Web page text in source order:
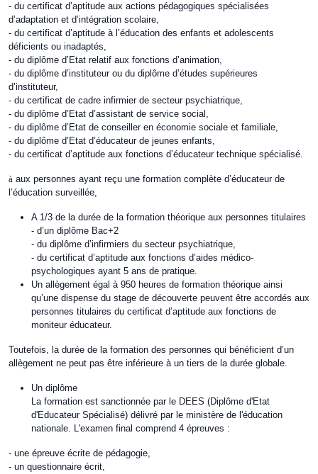
- du certificat d’aptitude aux actions pédagogiques spécialisées
d’adaptation et d’intégration scolaire,
- du certificat d’aptitude à l’éducation des enfants et adolescents
déficients ou inadaptés,
- du diplôme d’Etat relatif aux fonctions d’animation,
- du diplôme d’instituteur ou du diplôme d’études supérieures
d’instituteur,
- du certificat de cadre infirmier de secteur psychiatrique,
- du diplôme d’Etat d’assistant de service social,
- du diplôme d’Etat de conseiller en économie sociale et familiale,
- du diplôme d’Etat d’éducateur de jeunes enfants,
- du certificat d’aptitude aux fonctions d’éducateur technique spécialisé.
à aux personnes ayant reçu une formation complète d’éducateur de
l’éducation surveillée,
A 1/3 de la durée de la formation théorique aux personnes titulaires
- d’un diplôme Bac+2
- du diplôme d’infirmiers du secteur psychiatrique,
- du certificat d’aptitude aux fonctions d’aides médico-
psychologiques ayant 5 ans de pratique.
Un allègement égal à 950 heures de formation théorique ainsi
qu’une dispense du stage de découverte peuvent être accordés aux
personnes titulaires du certificat d’aptitude aux fonctions de
moniteur éducateur.
Toutefois, la durée de la formation des personnes qui bénéficient d’un
allègement ne peut pas être inférieure à un tiers de la durée globale.
Un diplôme
La formation est sanctionnée par le DEES (Diplôme d'Etat
d'Educateur Spécialisé) délivré par le ministère de l'éducation
nationale. L'examen final comprend 4 épreuves :
- une épreuve écrite de pédagogie,
- un questionnaire écrit,